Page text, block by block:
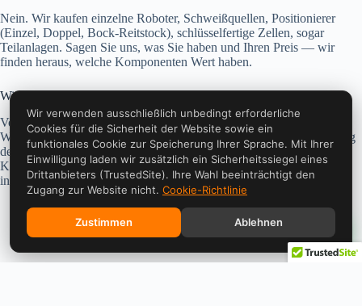
Nein. Wir kaufen einzelne Roboter, Schweißquellen, Positionierer
(Einzel, Doppel, Bock-Reitstock), schlüsselfertige Zellen, sogar
Teilanlagen. Sagen Sie uns, was Sie haben und Ihren Preis — wir
finden heraus, welche Komponenten Wert haben.
Wie lange dauert der gesamte Prozess?
Von der Angebotsabgabe bis zur Zahlung: typischerweise 2–4
Wochen. 48h für unsere Antwort, 1–2 Wochen für die Terminplanung
der Abholung (abhängig von Ihrem Land und unserem LKW-
Kalender), 7 Tage von der Abholung bis zur Überweisung. Schneller
in dringenden Fällen — schreiben Sie es einfach in die Notizen.
Wir verwenden ausschließlich unbedingt erforderliche
Cookies für die Sicherheit der Website sowie ein
funktionales Cookie zur Speicherung Ihrer Sprache. Mit Ihrer
Einwilligung laden wir zusätzlich ein Sicherheitssiegel eines
Drittanbieters (TrustedSite). Ihre Wahl beeinträchtigt den
Zugang zur Website nicht. Cookie-Richtlinie
Zustimmen Ablehnen